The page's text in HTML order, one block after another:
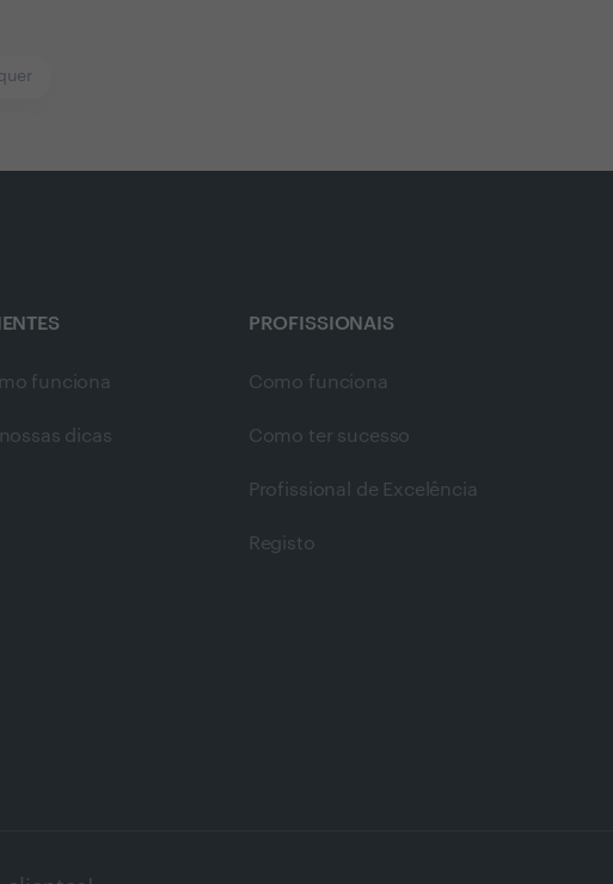
funciona
dicas
PROFISSIONAIS
Como funciona
Como ter sucesso
Profissional de Excelência
Registo